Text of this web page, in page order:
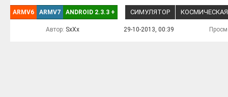
ARMV6 ARMV7 ANDROID 2.3.3 + СИМУЛЯТОР КОСМИЧЕСКАЯ
Автор: SxXx 29-10-2013, 00:39